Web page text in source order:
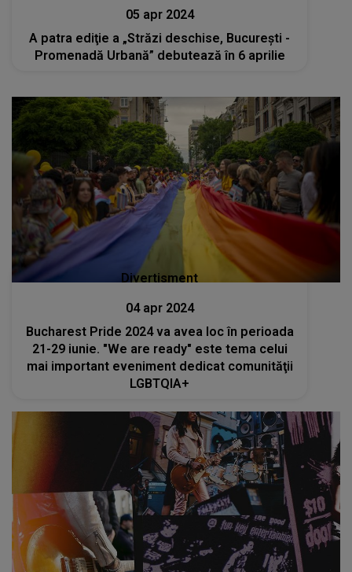
05 apr 2024
A patra ediţie a „Străzi deschise, Bucureşti -
Promenadă Urbană” debutează în 6 aprilie
Divertisment
04 apr 2024
Bucharest Pride 2024 va avea loc în perioada
21-29 iunie. "We are ready" este tema celui
mai important eveniment dedicat comunităţii
LGBTQIA+